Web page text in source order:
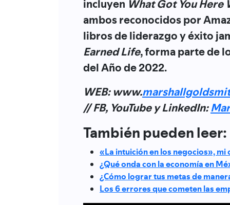
incluyen What Got You Here
ambos reconocidos por
libros de liderazgo y éxito
Earned Life, forma parte de
del Año de 2022.
WEB: www.
// FB, YouTube y LinkedIn:
También pueden leer:
«La intuición en los negocios»,
¿Qué onda con la economía en
¿Cómo lograr tus metas de
Los 6 errores que cometen las